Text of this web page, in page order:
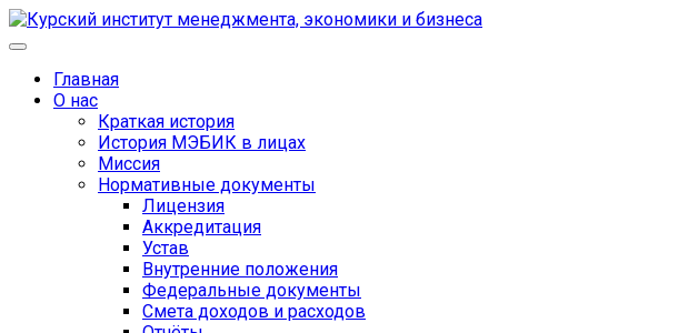
Главная
О нас
Краткая история
История МЭБИК в лицах
Миссия
Нормативные документы
Лицензия
Аккредитация
Устав
Внутренние положения
Федеральные документы
Смета доходов и расходов